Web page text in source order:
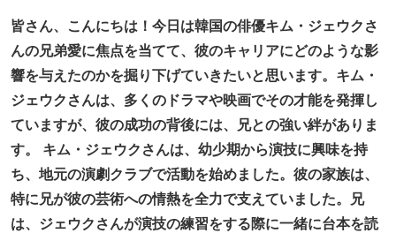
皆さん、こんにちは！今日は韓国の俳優キム・ジェウクさ
んの兄弟愛に焦点を当てて、彼のキャリアにどのような影
響を与えたのかを掘り下げていきたいと思います。キム・
ジェウクさんは、多くのドラマや映画でその才能を発揮し
ていますが、彼の成功の背後には、兄との強い絆がありま
す。 キム・ジェウクさんは、幼少期から演技に興味を持
ち、地元の演劇クラブで活動を始めました。彼の家族は、
特に兄が彼の芸術への情熱を全力で支えていました。兄
は、ジェウクさんが演技の練習をする際に一緒に台本を読